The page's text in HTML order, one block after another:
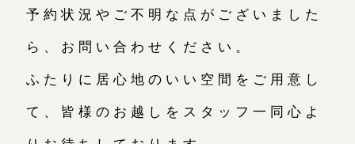
予約状況やご不明な点がございました
ら、お問い合わせください。
ふたりに居心地のいい空間をご用意し
て、皆様のお越しをスタッフ一同心よ